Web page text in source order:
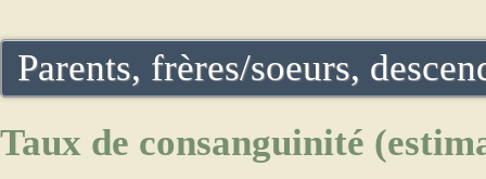
Parents, frères/soeurs,
Taux de consanguinité